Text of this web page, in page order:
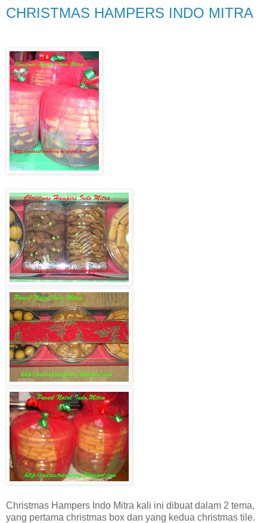
CHRISTMAS HAMPERS INDO MITRA
Christmas Hampers Indo Mitra kali ini dibuat dalam 2 tema,
yang pertama christmas box dan yang kedua christmas tile.